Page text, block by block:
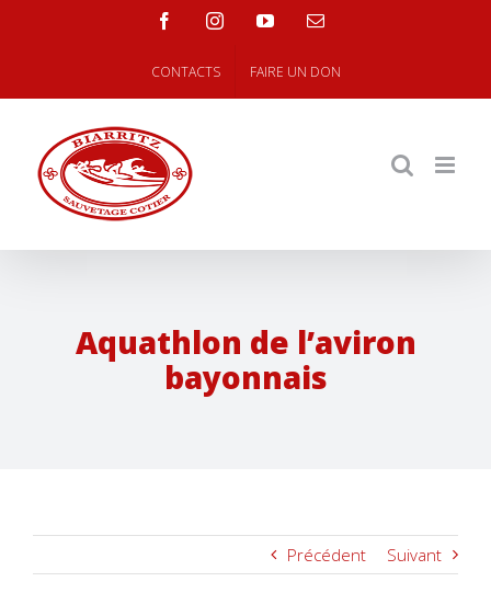
facebookinstagramyoutubeEmail
CONTACTS FAIRE UN DON
Aquathlon de l’aviron
bayonnais
Précédent Suivant